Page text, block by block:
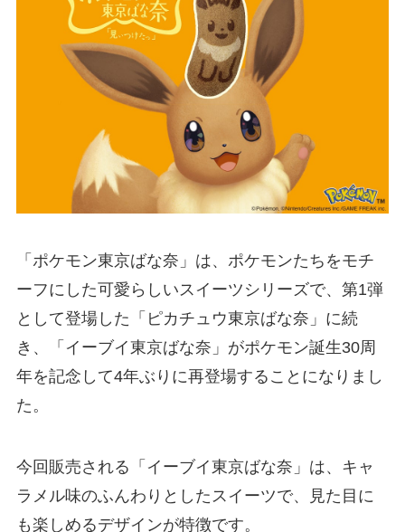
「ポケモン東京ばな奈」は、ポケモンたちをモチ
ーフにした可愛らしいスイーツシリーズで、第1弾
として登場した「ピカチュウ東京ばな奈」に続
き、「イーブイ東京ばな奈」がポケモン誕生30周
年を記念して4年ぶりに再登場することになりまし
た。
今回販売される「イーブイ東京ばな奈」は、キャ
ラメル味のふんわりとしたスイーツで、見た目に
も楽しめるデザインが特徴です。